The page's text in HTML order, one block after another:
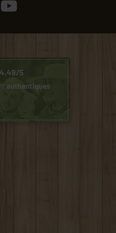
4.49/5
authentiques